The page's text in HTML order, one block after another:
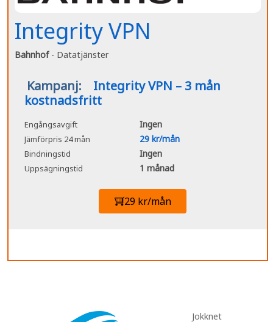
Integrity VPN
Bahnhof- Datatjänster
Kampanj:
Integrity VPN – 3 mån
kostnadsfritt
Engångsavgift Ingen
Jämförpris 24 mån 29 kr/mån
Bindningstid Ingen
Uppsägningstid 1 månad
29 kr/mån
Jokknet